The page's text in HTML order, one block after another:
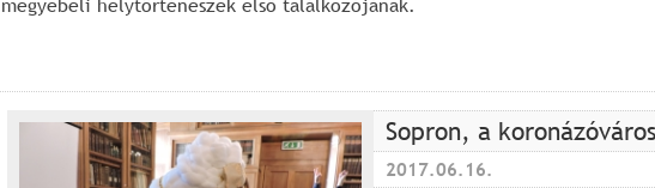
Sopron, a koronázóváros
2017.06.16.